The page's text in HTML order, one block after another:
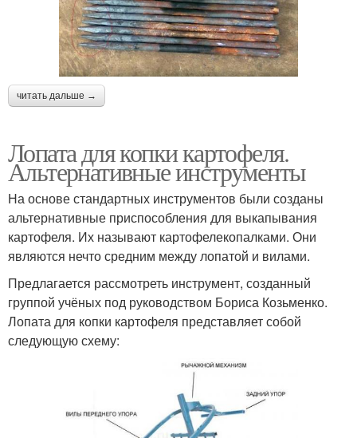
читать дальше →
Лопата для копки картофеля.
Альтернативные инструменты
На основе стандартных инструментов были созданы
альтернативные приспособления для выкапывания
картофеля. Их называют картофелекопалками. Они
являются нечто средним между лопатой и вилами.
Предлагается рассмотреть инструмент, созданный
группой учёных под руководством Бориса Козьменко.
Лопата для копки картофеля представляет собой
следующую схему: